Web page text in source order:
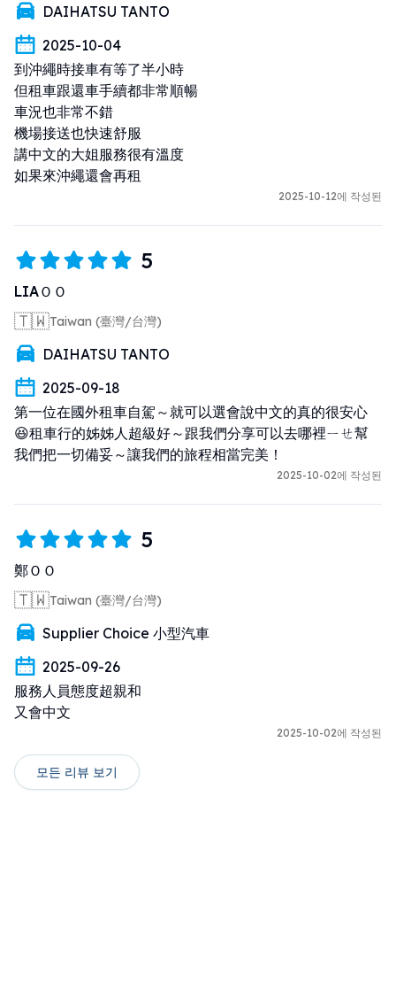
DAIHATSU TANTO
2025-10-04
到沖繩時接車有等了半小時
但租車跟還車手續都非常順暢
車況也非常不錯
機場接送也快速舒服
講中文的大姐服務很有溫度
如果來沖繩還會再租
2025-10-12에 작성된
5
LIAＯＯ
🇹🇼Taiwan (臺灣/台灣)
DAIHATSU TANTO
2025-09-18
第一位在國外租車自駕～就可以選會說中文的真的很安心
😆租車行的姊姊人超級好～跟我們分享可以去哪裡ㄧㄝ幫
我們把一切備妥～讓我們的旅程相當完美！
2025-10-02에 작성된
5
鄭ＯＯ
🇹🇼Taiwan (臺灣/台灣)
Supplier Choice 小型汽車
2025-09-26
服務人員態度超親和
又會中文
2025-10-02에 작성된
모든 리뷰 보기